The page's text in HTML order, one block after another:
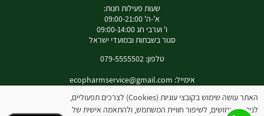
שעות פעילות חנות:
א'-ה' 09:00-21:00
ו' וערבי חג 09:00-14:00
סגור בשבתות ובמועדי ישראל
טלפון: 079-5555502
אימייל: ecopharmservice@gmail.com
האתר עושה שימוש בקובצי עוגיות (Cookies) לצרכים תפעוליים,
לניתוח שימושים, לשיפור חוויית המשתמש, ולהתאמה אישית של